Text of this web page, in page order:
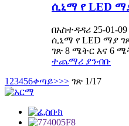
ሲኒማ የ LED
በአስተዳዳሪ 25-01-09
ሲኒማ የ LED ማያ
ገጽ 8 ሜትር እና 6
ተጨማሪ ያንብቡ
1 23456ቀጣይ>>> ገጽ 1/17